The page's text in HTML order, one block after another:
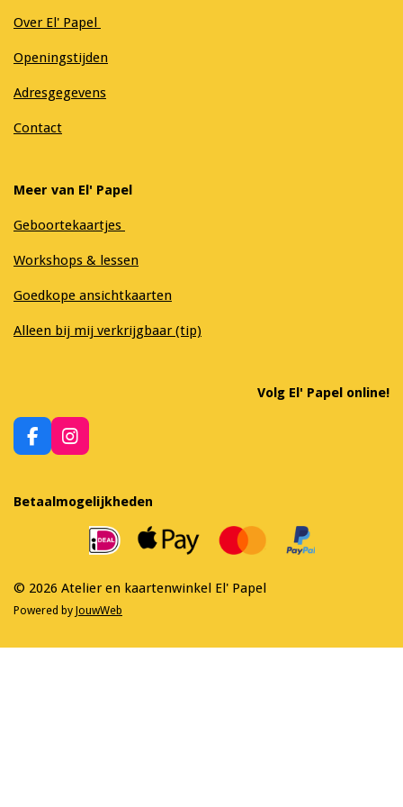
Over El' Papel
Openingstijden
Adresgegevens
Contact
Meer van El' Papel
Geboortekaartjes
Workshops & lessen
Goedkope ansichtkaarten
Alleen bij mij verkrijgbaar (tip)
Volg El' Papel online!
F
a
e
b
I
n
a
m
Betaalmogelijkheden
© 2026 Atelier en kaartenwinkel El' Papel
Powered by JouwWeb